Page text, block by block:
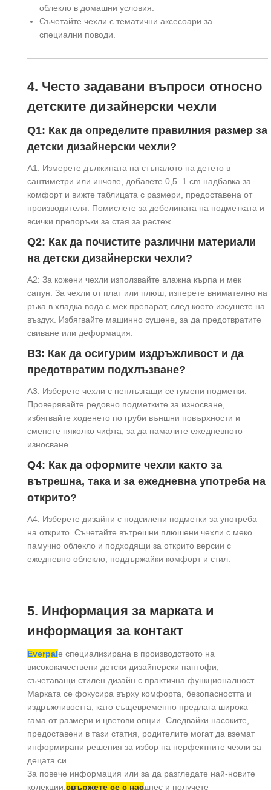
облекло в домашни условия.
Съчетайте чехли с тематични аксесоари за
специални поводи.
4. Често задавани въпроси относно
детските дизайнерски чехли
Q1: Как да определите правилния размер за
детски дизайнерски чехли?
A1: Измерете дължината на стъпалото на детето в
сантиметри или инчове, добавете 0,5–1 cm надбавка за
комфорт и вижте таблицата с размери, предоставена от
производителя. Помислете за дебелината на подметката и
всички препоръки за стая за растеж.
Q2: Как да почистите различни материали
на детски дизайнерски чехли?
A2: За кожени чехли използвайте влажна кърпа и мек
сапун. За чехли от плат или плюш, изперете внимателно на
ръка в хладка вода с мек препарат, след което изсушете на
въздух. Избягвайте машинно сушене, за да предотвратите
свиване или деформация.
В3: Как да осигурим издръжливост и да
предотвратим подхлъзване?
A3: Изберете чехли с неплъзгащи се гумени подметки.
Проверявайте редовно подметките за износване,
избягвайте ходенето по груби външни повърхности и
сменете няколко чифта, за да намалите ежедневното
износване.
Q4: Как да оформите чехли както за
вътрешна, така и за ежедневна употреба на
открито?
A4: Изберете дизайни с подсилени подметки за употреба
на открито. Съчетайте вътрешни плюшени чехли с меко
памучно облекло и подходящи за открито версии с
ежедневно облекло, поддържайки комфорт и стил.
5. Информация за марката и
информация за контакт
Everpalе специализирана в производството на
висококачествени детски дизайнерски пантофи,
съчетаващи стилен дизайн с практична функционалност.
Марката се фокусира върху комфорта, безопасността и
издръжливостта, като същевременно предлага широка
гама от размери и цветови опции. Следвайки насоките,
предоставени в тази статия, родителите могат да вземат
информирани решения за избор на перфектните чехли за
децата си.
За повече информация или за да разгледате най-новите
колекции, свържете се с насднес и получете